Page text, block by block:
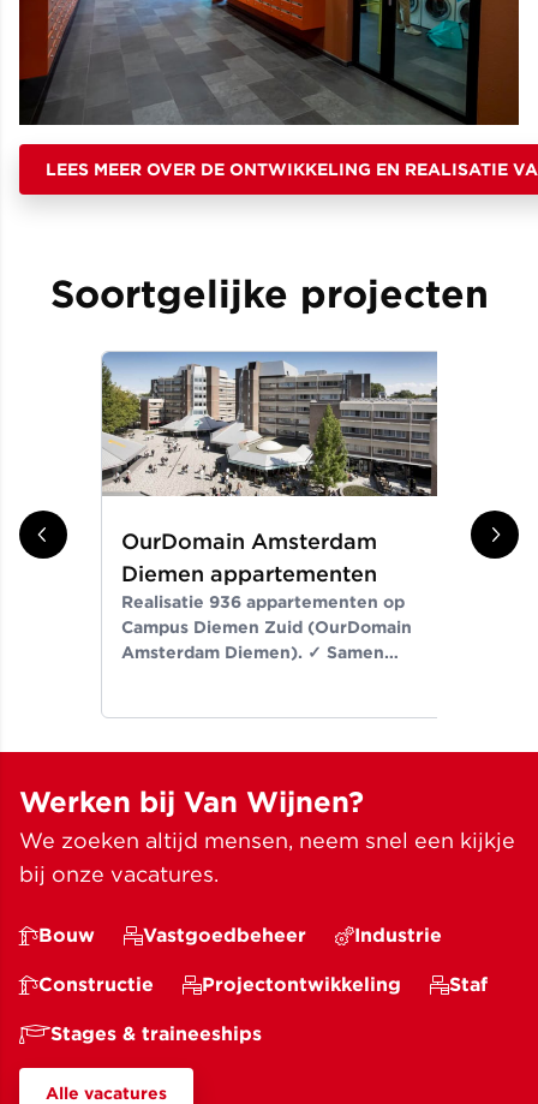
LEES MEER OVER DE ONTWIKKELING EN REALISATIE
Soortgelijke projecten
OurDomain Amsterdam
Diemen appartementen
Realisatie 936 appartementen op
Campus Diemen Zuid (OurDomain
Amsterdam Diemen). ✓ Samen
Werken bij Van Wijnen?
We zoeken altijd mensen, neem snel een kijkje
bij onze vacatures.
Bouw Vastgoedbeheer Industrie
Constructie Projectontwikkeling Staf
Stages & traineeships
Alle vacatures